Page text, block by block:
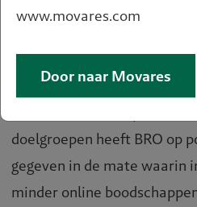
boodschappendiensten dan
inkomen. Ook de mate van
doelgroepen heeft BRO op
gegeven in de mate waarin
minder online
www.movares.com
Door naar Movares